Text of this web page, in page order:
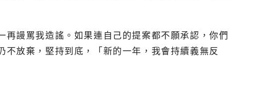
再謾罵我造謠。如果連自己的提案都不願承認，你們
放棄，堅持到底，「新的一年，我會持續義無反